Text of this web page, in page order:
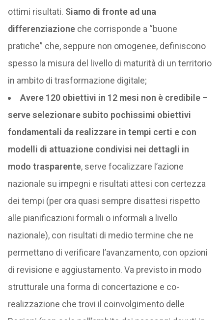
ottimi risultati. Siamo di fronte ad una
differenziazioneche corrisponde a “buone
pratiche” che, seppure non omogenee, definiscono
spesso la misura del livello di maturità di un territorio
in ambito di trasformazione digitale;
Avere 120 obiettivi in 12 mesi non è credibile –
serve selezionare subito pochissimi obiettivi
fondamentali da realizzare in tempi certi e con
modelli di attuazione condivisi nei dettagli in
modo trasparente, serve focalizzare l’azione
nazionale su impegni e risultati attesi con certezza
dei tempi (per ora quasi sempre disattesi rispetto
alle pianificazioni formali o informali a livello
nazionale), con risultati di medio termine che ne
permettano di verificare l’avanzamento, con opzioni
di revisione e aggiustamento. Va previsto in modo
strutturale una forma di concertazione e co-
realizzazione che trovi il coinvolgimento delle